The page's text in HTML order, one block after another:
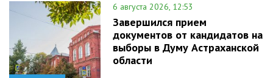
6 августа 2026, 12:53
Завершился прием
документов от кандидатов на
выборы в Думу Астраханской
области